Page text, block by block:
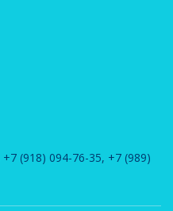
+7 (918) 094-76-35, +7 (989)